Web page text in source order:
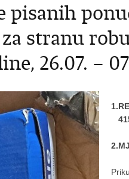
pisanih
stranu
26.07. –